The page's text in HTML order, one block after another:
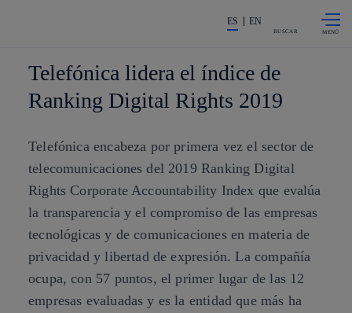
La acción en accionistas e
ES EN
BUSCAR
Telefónica lidera el índice de
Ranking Digital Rights 2019
Telefónica encabeza por primera vez el sector de
telecomunicaciones del 2019 Ranking Digital
Rights Corporate Accountability Index que evalúa
la transparencia y el compromiso de las empresas
tecnológicas y de comunicaciones en materia de
privacidad y libertad de expresión. La compañía
ocupa, con 57 puntos, el primer lugar de las 12
empresas evaluadas y es la entidad que más ha